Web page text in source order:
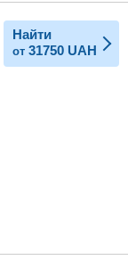
Найти
от 31750 UAH